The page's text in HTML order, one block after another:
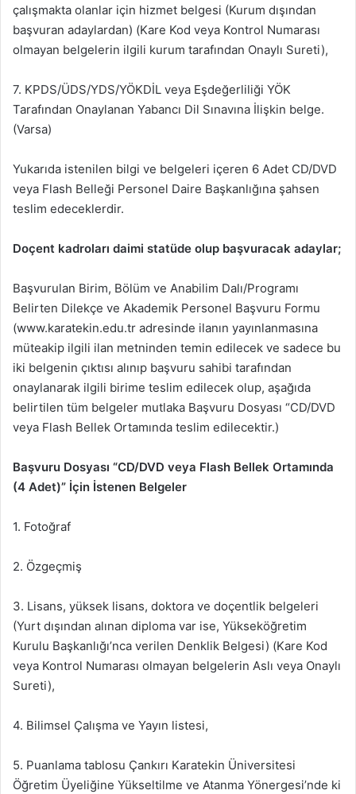
çalışmakta olanlar için hizmet belgesi (Kurum dışından
başvuran adaylardan) (Kare Kod veya Kontrol Numarası
olmayan belgelerin ilgili kurum tarafından Onaylı Sureti),
7. KPDS/ÜDS/YDS/YÖKDİL veya Eşdeğerliliği YÖK
Tarafından Onaylanan Yabancı Dil Sınavına İlişkin belge.
(Varsa)
Yukarıda istenilen bilgi ve belgeleri içeren 6 Adet CD/DVD
veya Flash Belleği Personel Daire Başkanlığına şahsen
teslim edeceklerdir.
Doçent kadroları daimi statüde olup başvuracak adaylar;
Başvurulan Birim, Bölüm ve Anabilim Dalı/Programı
Belirten Dilekçe ve Akademik Personel Başvuru Formu
(www.karatekin.edu.tr adresinde ilanın yayınlanmasına
müteakip ilgili ilan metninden temin edilecek ve sadece bu
iki belgenin çıktısı alınıp başvuru sahibi tarafından
onaylanarak ilgili birime teslim edilecek olup, aşağıda
belirtilen tüm belgeler mutlaka Başvuru Dosyası “CD/DVD
veya Flash Bellek Ortamında teslim edilecektir.)
Başvuru Dosyası “CD/DVD veya Flash Bellek Ortamında
(4 Adet)” İçin İstenen Belgeler
1. Fotoğraf
2. Özgeçmiş
3. Lisans, yüksek lisans, doktora ve doçentlik belgeleri
(Yurt dışından alınan diploma var ise, Yükseköğretim
Kurulu Başkanlığı’nca verilen Denklik Belgesi) (Kare Kod
veya Kontrol Numarası olmayan belgelerin Aslı veya Onaylı
Sureti),
4. Bilimsel Çalışma ve Yayın listesi,
5. Puanlama tablosu Çankırı Karatekin Üniversitesi
Öğretim Üyeliğine Yükseltilme ve Atanma Yönergesi’nde ki